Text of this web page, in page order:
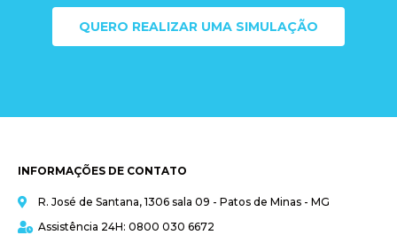
QUERO REALIZAR UMA SIMULAÇÃO
INFORMAÇÕES DE CONTATO
R. José de Santana, 1306 sala 09 - Patos de Minas - MG
Assistência 24H: 0800 030 6672